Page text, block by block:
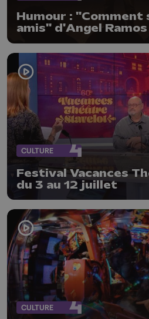
Humour : "Comment
amis" d'Angel
CULTURE
Festival Vacances
du 3 au 12 juillet
CULTURE